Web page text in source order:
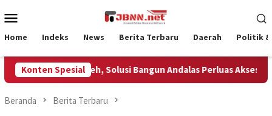
ke
Mobile
Home Indeks News Berita Terbaru Daerah Politik &
Konten Spesial
Bangun SDM Aceh, Solusi Bangun Andalas Perluas Akses
Beranda Berita Terbaru